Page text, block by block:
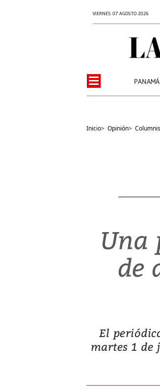
VIERNES 07 AGOSTO 2026
PANAMÁ
Inicio> Opinión>
Una
de
El
martes 1